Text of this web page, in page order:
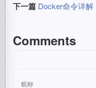
下一篇 Docker命令详解
Comments